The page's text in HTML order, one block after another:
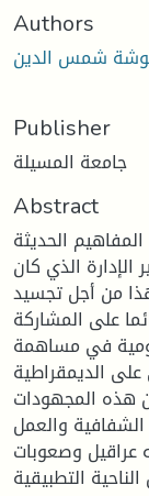
Authors
شمس الدين
Publisher
جامعة المسيلة
Abstract
الحديثة
الذي كان
من أجل تجسيد
على المشاركة.
في مساهمة
على الديمقراطية
هذه المجهودات
والعمل
وصعوبات
التطبيقية